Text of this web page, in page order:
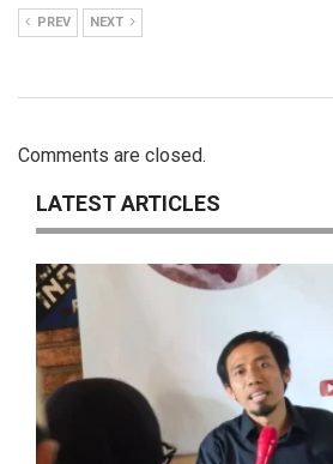
PREV NEXT
Comments are closed.
LATEST ARTICLES